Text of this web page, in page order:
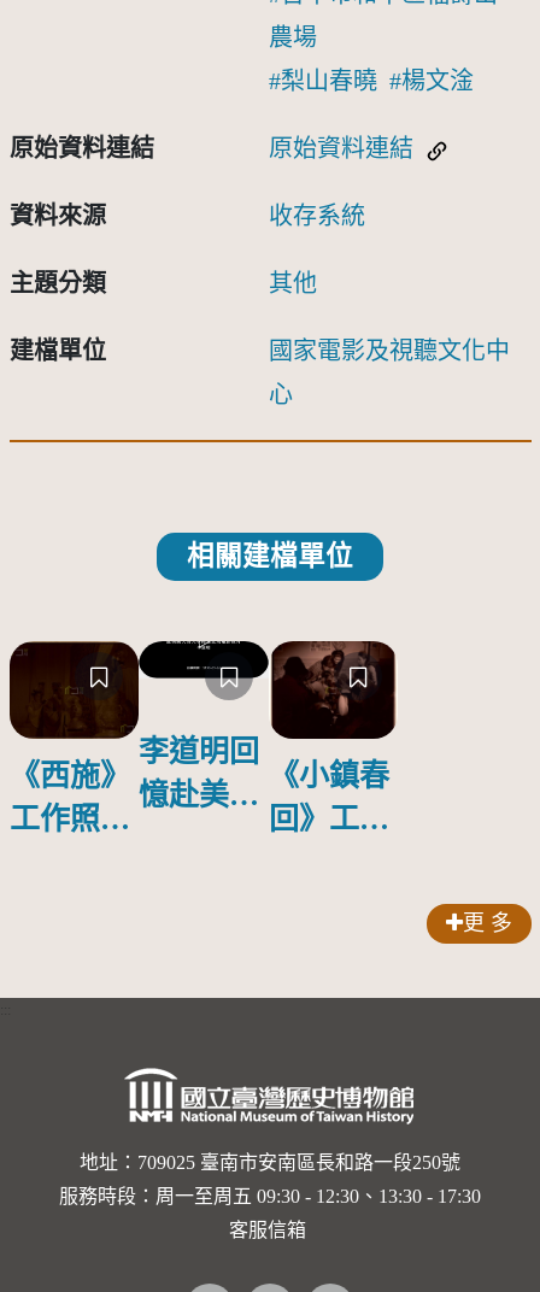
農場
梨山春曉
楊文淦
原始資料連結 原始資料連結
資料來源 收存系統
主題分類 其他
建檔單位
國家電影及視聽文化中
心
相關建檔單位
《西施》
工作照
李道明回
憶赴美國
《小鎮春
回》工作
更 多
地址：709025 臺南市安南區長和路一段250號
服務時段：周一至周五 09:30 - 12:30、13:30 - 17:30
客服信箱